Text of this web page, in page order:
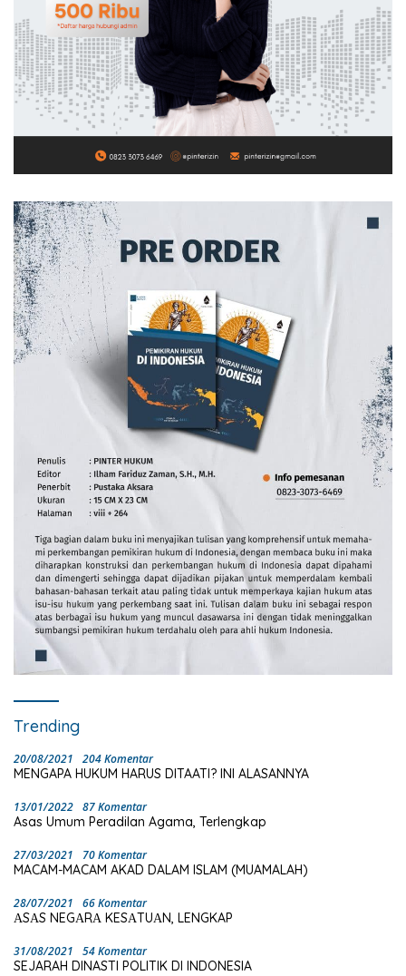
Trending
20/08/2021 204 Komentar
MENGAPA HUKUM HARUS DITAATI? INI ALASANNYA
13/01/2022 87 Komentar
Asas Umum Peradilan Agama, Terlengkap
27/03/2021 70 Komentar
MACAM-MACAM AKAD DALAM ISLAM (MUAMALAH)
28/07/2021 66 Komentar
ΑSΑS NEGΑRΑ KESΑTUΑN, LENGKAP
31/08/2021 54 Komentar
SEJARAH DINASTI POLITIK DI INDONESIA